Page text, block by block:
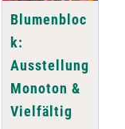
Blumenbloc
k:
Ausstellung
Monoton &
Vielfältig